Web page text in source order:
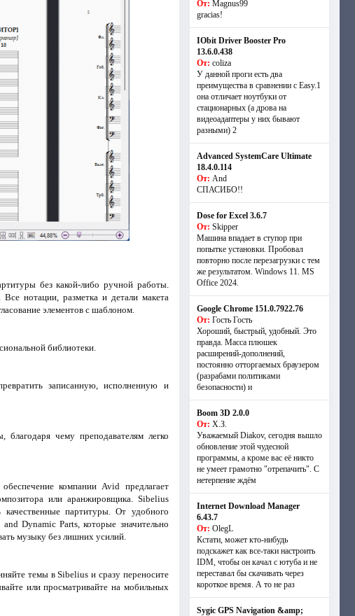
без какой-либо ручной работы.
нотации, разметка и детали макета
элементов с шаблоном.
библиотеки.
записанную, исполненную и
чему преподавателям легко
компании Avid предлагает
или аранжировщика. Sibelius
партитуры. От удобного
Dynamic Parts, которые значительно
музыку без лишних усилий.
темы в Sibelius и сразу переносите
или просматривайте на мобильных
От: Magnus99
gracias!
IObit Driver Booster Pro
13.6.0.438
От: coliza
У данной проги есть два
преимущества в сравнении с Easy.1
она отличает ноутбуки от
стационарных (а дрова на
видеоадаптеры у них бывают
разными) 2
Advanced SystemCare Ultimate
18.4.0.114
От: And
СПАСИБО!!
Dose for Excel 3.6.7
От: Skipper
Машина впадает в ступор при
попытке установки. Пробовал
повторно после перезагрузки с тем
же результатом. Windows 11. MS
Offiсe 2024.
Google Chrome 151.0.7922.76
От: Гость Гость
Хороший, быстрый, удобный. Это
правда. Масса плюшек
расширений-дополнений,
постоянно отторгаемых браузером
(разрабами политиками
безопасности) и
Boom 3D 2.0.0
От: Х.З.
Уважаемый Diakov, сегодня вышло
обновление этой чудесной
программы, а кроме вас её никто
не умеет грамотно "отрепачить". С
нетерпение ждём
Internet Download Manager
6.43.7
От: OlegL
Кстати, может кто-нибудь
подскажет как все-таки настроить
IDM, чтобы он качал с ютуба и не
переставал бы скачивать через
короткое время. А то не раз
Sygic GPS Navigation &amp;